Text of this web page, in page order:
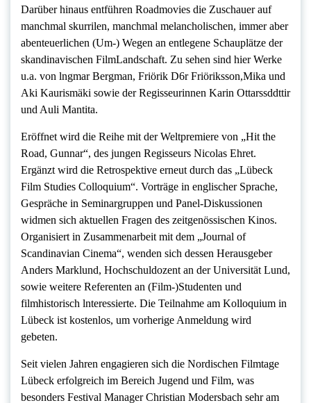
Darüber hinaus entführen Roadmovies die Zuschauer auf
manchmal skurrilen, manchmal melancholischen, immer aber
abenteuerlichen (Um-) Wegen an entlegene Schauplätze der
skandinavischen FilmLandschaft. Zu sehen sind hier Werke
u.a. von lngmar Bergman, Friörik D6r Friöriksson,Mika und
Aki Kaurismäki sowie der Regisseurinnen Karin Ottarssddttir
und Auli Mantita.
Eröffnet wird die Reihe mit der Weltpremiere von „Hit the
Road, Gunnar“, des jungen Regisseurs Nicolas Ehret.
Ergänzt wird die Retrospektive erneut durch das „Lübeck
Film Studies Colloquium“. Vorträge in englischer Sprache,
Gespräche in Seminargruppen und Panel-Diskussionen
widmen sich aktuellen Fragen des zeitgenössischen Kinos.
Organisiert in Zusammenarbeit mit dem „Journal of
Scandinavian Cinema“, wenden sich dessen Herausgeber
Anders Marklund, Hochschuldozent an der Universität Lund,
sowie weitere Referenten an (Film-)Studenten und
filmhistorisch lnteressierte. Die Teilnahme am Kolloquium in
Lübeck ist kostenlos, um vorherige Anmeldung wird
gebeten.
Seit vielen Jahren engagieren sich die Nordischen Filmtage
Lübeck erfolgreich im Bereich Jugend und Film, was
besonders Festival Manager Christian Modersbach sehr am